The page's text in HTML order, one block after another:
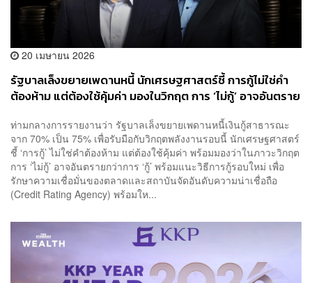
20 เมษายน 2026
รัฐบาลเล็งขยายเพดานหนี้ นักเศรษฐศาสตร์ชี้ การกู้ไม่ใช่คำ
ต้องห้าม แต่ต้องใช้คุ้มค่า มองในวิกฤต การ ‘ไม่กู้’ อาจอันตราย
ท่ามกลางการรายงานว่า รัฐบาลเล็งขยายเพดานหนี้เงินกู้สาธารณะ
จาก 70% เป็น 75% เพื่อรับมือกับวิกฤตพลังงานรอบนี้ นักเศรษฐศาสตร์
ชี้ ‘การกู้’ ไม่ใช่คำต้องห้าม แต่ต้องใช้คุ้มค่า พร้อมมองว่าในภาวะวิกฤต
การ ‘ไม่กู้’ อาจอันตรายกว่าการ ‘กู้’ พร้อมแนะวิธีการกู้รอบใหม่ เพื่อ
รักษาความเชื่อมั่นของตลาดและสถาบันจัดอันดับความน่าเชื่อถือ
(Credit Rating Agency) พร้อมให...